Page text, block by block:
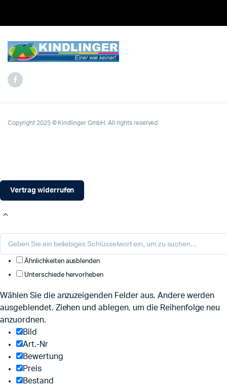
Copyright 2025 © Kindlinger GmbH. All rights reserved.
Vertrag widerrufen
Ähnlichkeiten ausblenden
Unterschiede hervorheben
Wählen Sie die anzuzeigenden Felder aus. Andere werden
ausgeblendet. Ziehen und ablegen, um die Reihenfolge neu
anzuordnen.
Bild
Art.-Nr
Bewertung
Preis
Bestand